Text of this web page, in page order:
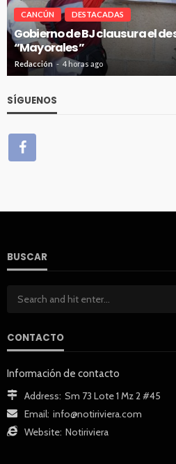
27
CANCÚN
Pablo
Hospital General
Redacción
SÍGUENOS
BUSCAR
CONTACTO
Información de contacto
Address: Sm 73 Lote 1 Mz 2 #45
Email: info@notiriviera.com
Website: Notiriviera